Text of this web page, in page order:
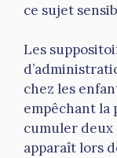
ce sujet
Les
chez les
empêchant la
cumuler deux
apparaît lors